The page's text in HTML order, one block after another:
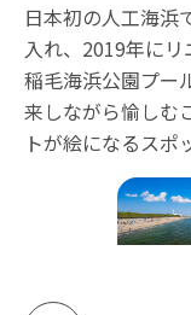
日本初の人工海浜
入れ、2019年にリ
稲毛海浜公園プー
来しながら愉しむ
トが絵になるスポ